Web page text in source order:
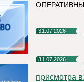
31.07.2026
31.07.2026
присмотра